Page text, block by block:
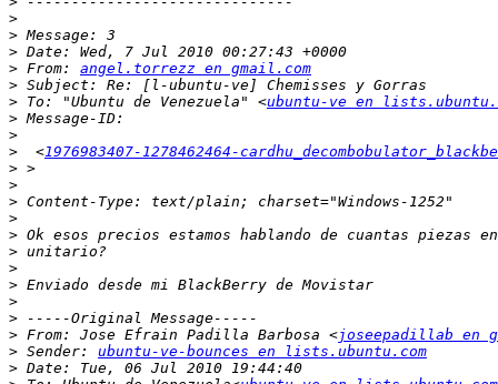
>
>
>
> From: angel.torrezz en gmail.com
>
> To: "Ubuntu de Venezuela" <ubuntu-ve en
>
>
>
  <
1976983407-1278462464-
>
>
>
>
>
>
>
>
>
>
> From: Jose Efrain Padilla Barbosa <joseepadillab en
> Sender: ubuntu-ve-bounces en lists.ubuntu.com
>